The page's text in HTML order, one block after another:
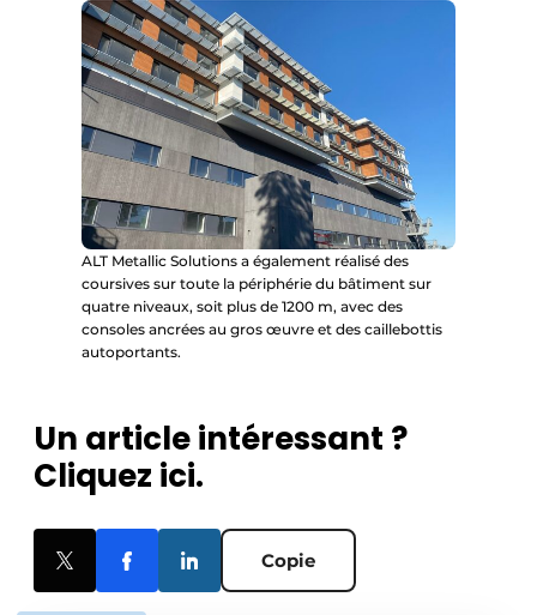
ALT Metallic Solutions a également réalisé des
coursives sur toute la périphérie du bâtiment sur
quatre niveaux, soit plus de 1200 m, avec des
consoles ancrées au gros œuvre et des caillebottis
autoportants.
Un article intéressant ?
Cliquez ici.
Copie